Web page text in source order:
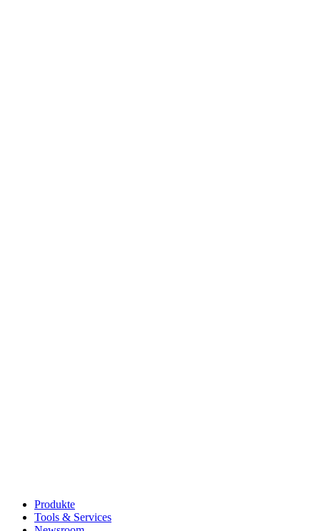
Produkte
Tools & Services